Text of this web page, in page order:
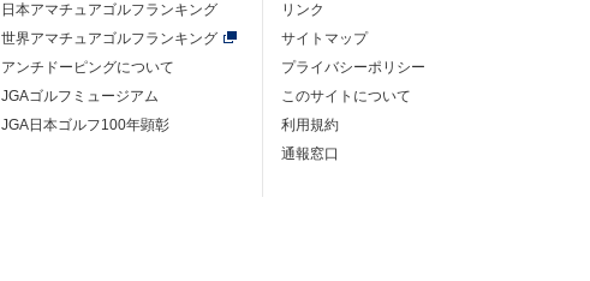
日本アマチュアゴルフランキング
世界アマチュアゴルフランキング
アンチドーピングについて
JGAゴルフミュージアム
JGA日本ゴルフ100年顕彰
リンク
サイトマップ
プライバシーポリシー
このサイトについて
利用規約
通報窓口